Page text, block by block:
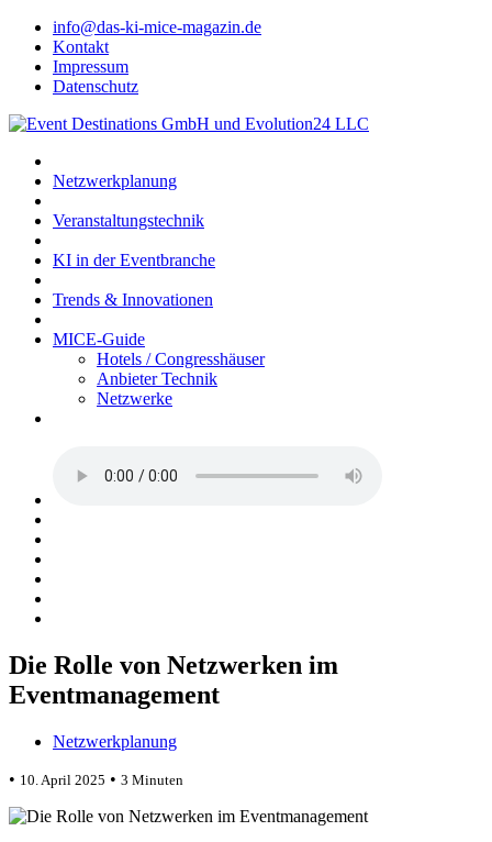
info@das-ki-mice-magazin.de
Kontakt
Impressum
Datenschutz
Netzwerkplanung
Veranstaltungstechnik
KI in der Eventbranche
Trends & Innovationen
MICE-Guide
Hotels / Congresshäuser
Anbieter Technik
Netzwerke
Die Rolle von Netzwerken im
Eventmanagement
Netzwerkplanung
• 10. April 2025 • 3 Minuten